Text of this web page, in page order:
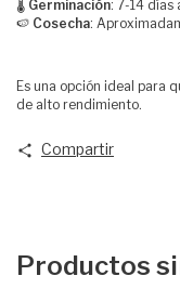
🌡 Germinación: 7-14 días
🍉 Cosecha:
Es una opción ideal para
de alto rendimiento.
Compartir
Productos